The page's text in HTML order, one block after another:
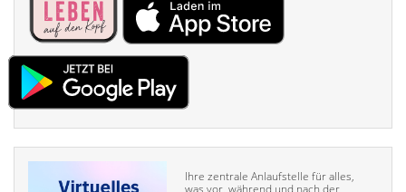
Ihre zentrale Anlaufstelle für alles,
was vor, während und nach der